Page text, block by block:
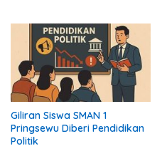
Giliran Siswa SMAN 1
Pringsewu Diberi Pendidikan
Politik